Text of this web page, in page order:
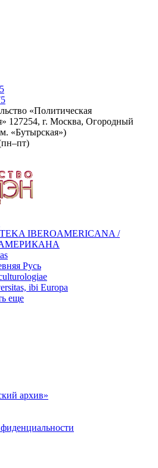
«Политическая
127254, г. Москва, Огородный
«Бутырская»)
IBEROAMERICANA /
Русь
ibi Europa
еще
архив»‎